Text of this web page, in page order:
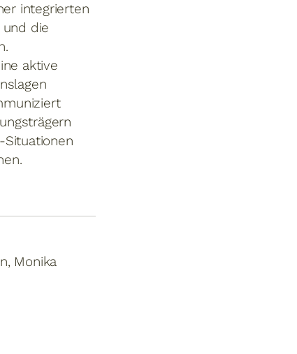
integrierten
und die
aktive
Monika